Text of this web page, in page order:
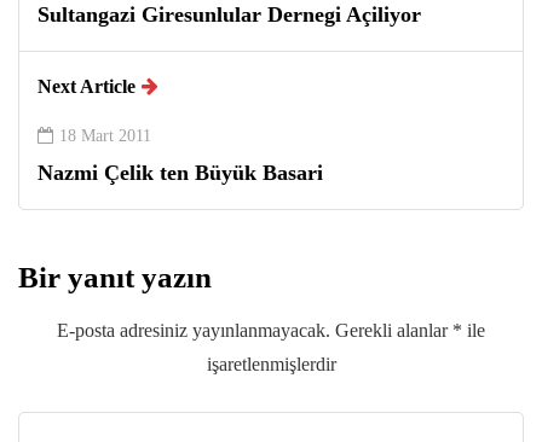
Sultangazi Giresunlular Dernegi Açiliyor
Next Article
18 Mart 2011
Nazmi Çelik ten Büyük Basari
Bir yanıt yazın
E-posta adresiniz yayınlanmayacak. Gerekli alanlar * ile
işaretlenmişlerdir